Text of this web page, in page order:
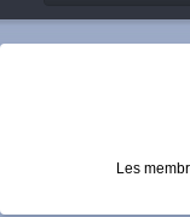
Les